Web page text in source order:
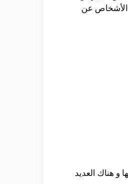
الأشخاص عن
و هناك العديد